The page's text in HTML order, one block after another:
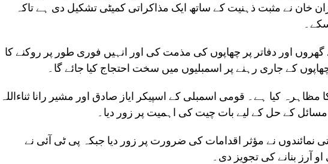
خان نے مثبت ذہنیت کے ساتھ ایک مذاکراتی کمیٹی تشکیل دی ہے تاکہ
گھروں اور دفاتر پر چھاپوں کی مذمت کی اور انہیں فوری طور پر روکنے کا
چھاپوں کے جاری رہنے پر اسمبلیوں میں سخت احتجاج کیا جائے گا۔
کیا ہے۔ قومی اسمبلی کے اسپیکر ایاز صادق اور مشیر رانا ثناءاللہ
کے حل کے لیے بات چیت کی اہمیت پر زور دیا۔
نے مؤثر اقدامات کی ضرورت پر زور دیا جبکہ پی ٹی آئی نے
آرز بنانے کی تجویز دی۔